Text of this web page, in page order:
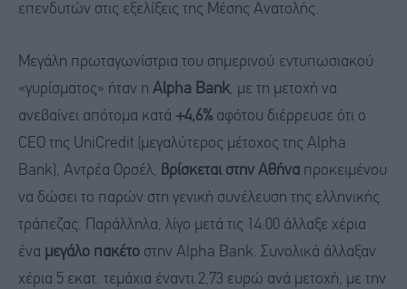
επενδυτών στις εξελίξεις της Μέσης Ανατολής.
Μεγάλη πρωταγωνίστρια του σημερινού εντυπωσιακού
«γυρίσματος» ήταν η Alpha Bank, με τη μετοχή να
ανεβαίνει απότομα κατά +4,6% αφότου διέρρευσε ότι ο
CEO της UniCredit (μεγαλύτερος μέτοχος της Alpha
Bank), Αντρέα Ορσέλ, βρίσκεται στην Αθήνα προκειμένου
να δώσει το παρών στη γενική συνέλευση της ελληνικής
τράπεζας. Παράλληλα, λίγο μετά τις 14:00 άλλαξε χέρια
ένα μεγάλο πακέτο στην Alpha Bank. Συνολικά άλλαξαν
χέρια 5 εκατ. τεμάχια έναντι 2,73 ευρώ ανά μετοχή, με την